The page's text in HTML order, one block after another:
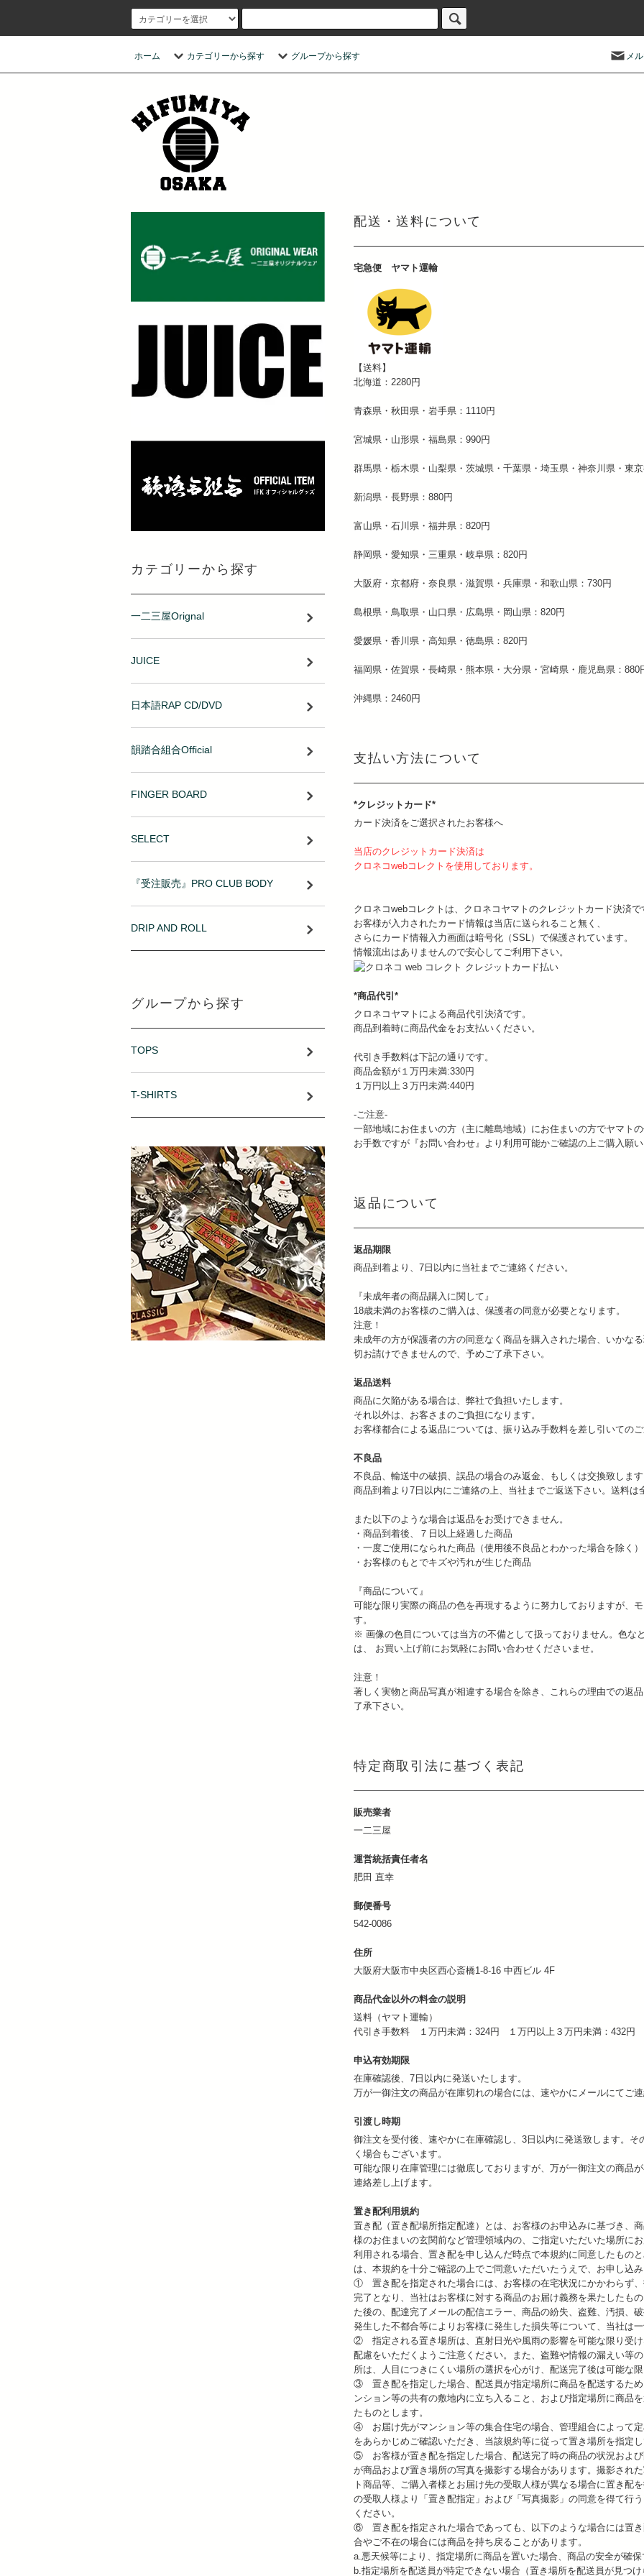
ホーム カテゴリーから探す グループから探す メ
配送・送料について
宅急便 ヤマト運輸
【送料】
北海道：2280円
青森県・秋田県・岩手県：1110円
宮城県・山形県・福島県：990円
群馬県・栃木県・山梨県・茨城県・千葉県・埼玉県・神奈川県・東
新潟県・長野県：880円
富山県・石川県・福井県：820円
静岡県・愛知県・三重県・岐阜県：820円
大阪府・京都府・奈良県・滋賀県・兵庫県・和歌山県：730円
島根県・鳥取県・山口県・広島県・岡山県：820円
愛媛県・香川県・高知県・徳島県：820円
福岡県・佐賀県・長崎県・熊本県・大分県・宮崎県・鹿児島県：880
沖縄県：2460円
支払い方法について
*クレジットカード*
カード決済をご選択されたお客様へ
当店のクレジットカード決済は
クロネコwebコレクトを使用しております。
クロネコwebコレクトは、クロネコヤマトのクレジットカード決済で
お客様が入力されたカード情報は当店に送られること無く、
さらにカード情報入力画面は暗号化（SSL）で保護されています。
情報流出はありませんので安心してご利用下さい。
*商品代引*
クロネコヤマトによる商品代引決済です。
商品到着時に商品代金をお支払いください。
代引き手数料は下記の通りです。
商品金額が１万円未満:330円
１万円以上３万円未満:440円
-ご注意-
一部地域にお住まいの方（主に離島地域）にお住まいの方でヤマト
お手数ですが『お問い合わせ』より利用可能かご確認の上ご購入願
返品について
返品期限
商品到着より、7日以内に当社までご連絡ください。
『未成年者の商品購入に関して』
18歳未満のお客様のご購入は、保護者の同意が必要となります。
注意！
未成年の方が保護者の方の同意なく商品を購入された場合、いかな
切お請けできませんので、予めご了承下さい。
返品送料
商品に欠陥がある場合は、弊社で負担いたします。
それ以外は、お客さまのご負担になります。
お客様都合による返品については、振り込み手数料を差し引いての
不良品
不良品、輸送中の破損、誤品の場合のみ返金、もしくは交換致しま
商品到着より7日以内にご連絡の上、当社までご返送下さい。送料は
また以下のような場合は返品をお受けできません。
・商品到着後、７日以上経過した商品
・一度ご使用になられた商品（使用後不良品とわかった場合を除く）
・お客様のもとでキズや汚れが生じた商品
『商品について』
可能な限り実際の商品の色を再現するように努力しておりますが、
す。
※ 画像の色目については当方の不備として扱っておりません。色な
は、 お買い上げ前にお気軽にお問い合わせくださいませ。
注意！
著しく実物と商品写真が相違する場合を除き、これらの理由での返
了承下さい。
特定商取引法に基づく表記
販売業者
一二三屋
運営統括責任者名
肥田 直幸
郵便番号
542-0086
住所
大阪府大阪市中央区西心斎橋1-8-16 中西ビル 4F
商品代金以外の料金の説明
送料（ヤマト運輸）
代引き手数料 １万円未満：324円 １万円以上３万円未満：432円
申込有効期限
在庫確認後、7日以内に発送いたします。
万が一御注文の商品が在庫切れの場合には、速やかにメールにてご
引渡し時期
御注文を受付後、速やかに在庫確認し、3日以内に発送致します。
く場合もございます。
可能な限り在庫管理には徹底しておりますが、万が一御注文の商品
連絡差し上げます。
置き配利用規約
置き配（置き配場所指定配達）とは、お客様のお申込みに基づき、
様のお住まいの玄関前など管理領域内の、ご指定いただいた場所に
利用される場合、置き配を申し込んだ時点で本規約に同意したもの
は、本規約を十分ご確認の上でご同意いただいたうえで、お申し込
① 置き配を指定された場合には、お客様の在宅状況にかかわらず
完了となり、当社はお客様に対する商品のお届け義務を果たしたも
た後の、配達完了メールの配信エラー、商品の紛失、盗難、汚損、
発生した不都合等によりお客様に発生した損失等について、当社は
② 指定される置き場所は、直射日光や風雨の影響を可能な限り受
配慮をいただくようご注意ください。また、盗難や情報の漏えい等
所は、人目につきにくい場所の選択を心がけ、配送完了後は可能な
③ 置き配を指定した場合、配送員が指定場所に商品を配送するた
ンション等の共有の敷地内に立ち入ること、および指定場所に商品
たものとします。
④ お届け先がマンション等の集合住宅の場合、管理組合によって
をあらかじめご確認いただき、当該規約等に従って置き場所を指定
⑤ お客様が置き配を指定した場合、配送完了時の商品の状況およ
が商品および置き場所の写真を撮影する場合があります。撮影され
ト商品等、ご購入者様とお届け先の受取人様が異なる場合に置き配
の受取人様より「置き配指定」および「写真撮影」の同意を得て行
ください。
⑥ 置き配を指定された場合であっても、以下のような場合には置
合やご不在の場合には商品を持ち戻ることがあります。
a.悪天候等により、指定場所に商品を置いた場合、商品の安全が確
b.指定場所を配送員が特定できない場合（置き場所を配送員が見つ
カテゴリーから探す
一二三屋Orignal
JUICE
日本語RAP CD/DVD
韻踏合組合Official
FINGER BOARD
SELECT
『受注販売』PRO CLUB BODY
DRIP AND ROLL
グループから探す
TOPS
T-SHIRTS